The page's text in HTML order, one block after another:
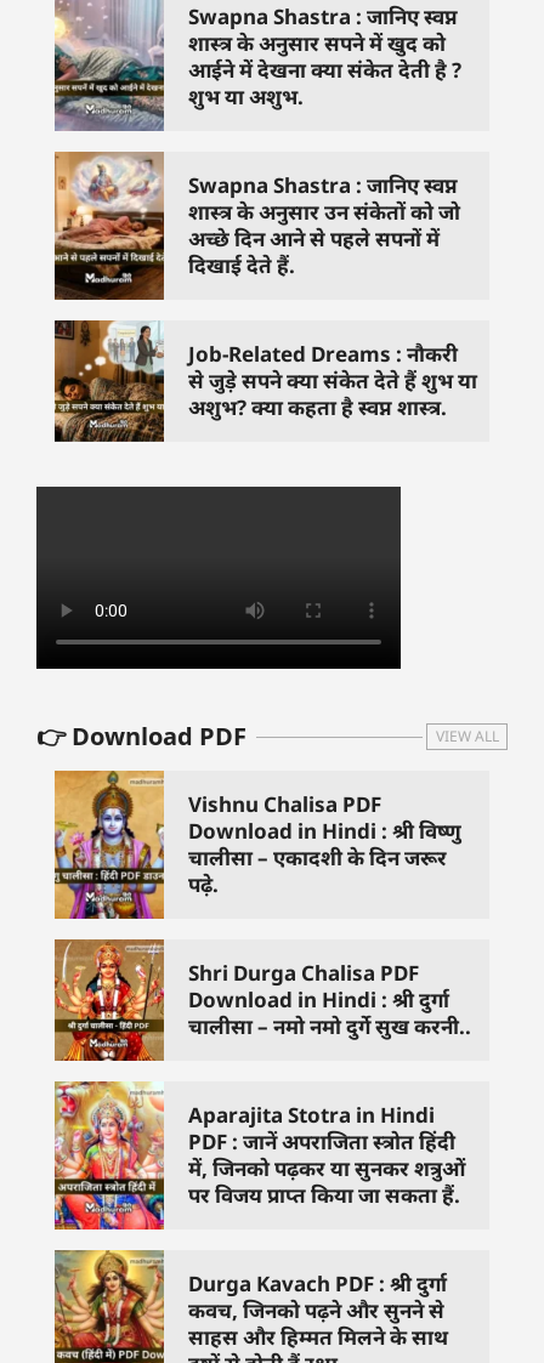
Swapna Shastra : जानिए स्वप्न
शास्त्र के अनुसार सपने में खुद को
आईने में देखना क्या संकेत देती है ?
शुभ या अशुभ.
Swapna Shastra : जानिए स्वप्न
शास्त्र के अनुसार उन संकेतों को जो
अच्छे दिन आने से पहले सपनों में
दिखाई देते हैं.
Job-Related Dreams : नौकरी
से जुड़े सपने क्या संकेत देते हैं शुभ या
अशुभ? क्या कहता है स्वप्न शास्त्र.
👉 Download PDF VIEW ALL
Vishnu Chalisa PDF
Download in Hindi : श्री विष्णु
चालीसा – एकादशी के दिन जरूर
पढ़े.
Shri Durga Chalisa PDF
Download in Hindi : श्री दुर्गा
चालीसा – नमो नमो दुर्गे सुख करनी..
Aparajita Stotra in Hindi
PDF : जानें अपराजिता स्त्रोत हिंदी
में, जिनको पढ़कर या सुनकर शत्रुओं
पर विजय प्राप्त किया जा सकता हैं.
Durga Kavach PDF : श्री दुर्गा
कवच, जिनको पढ़ने और सुनने से
साहस और हिम्मत मिलने के साथ